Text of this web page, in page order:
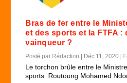
Bras de fer entre le
et des sports et la FTFA :
vainqueur ?
Posté par Rédaction Déc 11, 2020
Le torchon brûle entre le
sports Routoung Mohamed